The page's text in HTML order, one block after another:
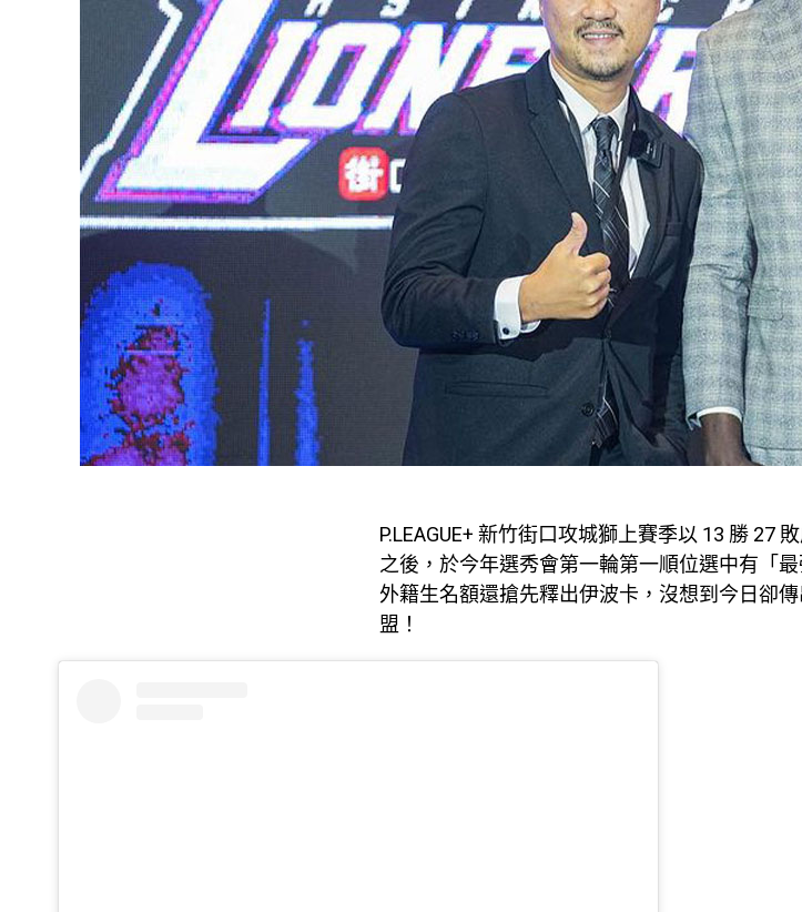
P.LEAGUE+ 新竹街口攻城獅上賽季以 13 勝 27
之後，於今年選秀會第一輪第一順位選中有「
外籍生名額還搶先釋出伊波卡，沒想到今日卻
盟！